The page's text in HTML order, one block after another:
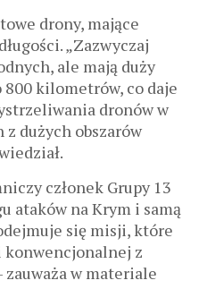
drony, mające
„Zazwyczaj
ale mają duży
800 kilometrów, co daje
dronów w
dużych obszarów
członek Grupy 13
ataków na Krym i samą
się misji, które
konwencjonalnej z
zauważa w materiale